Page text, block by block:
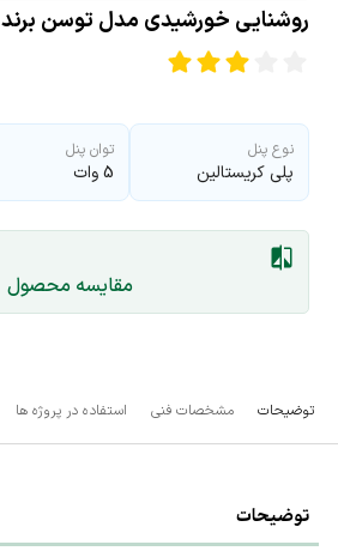
روشنایی خورشیدی مدل توسن برند Brightsun
نوع پنل
پلی کریستالین
توان پنل
5 وات
مقایسه محصول
توضیحات مشخصات فنی استفاده در پروژه ها
توضیحات